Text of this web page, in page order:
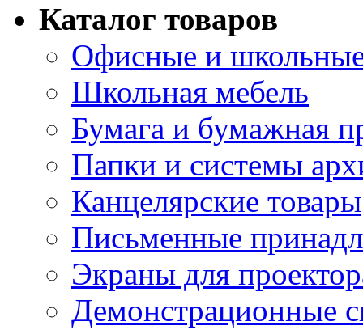
Каталог товаров
Офисные и
Школьная мебель
Бумага и бумажная
Папки и системы
Канцелярские товары
Письменные
Экраны для
Демонстрационные